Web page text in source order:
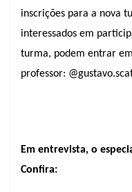
inscrições para a nova
interessados em
turma, podem entrar
professor:
Em entrevista, o
Confira: